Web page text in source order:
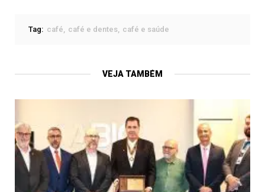
Tag: café café e dentes café e saúde
VEJA TAMBÉM